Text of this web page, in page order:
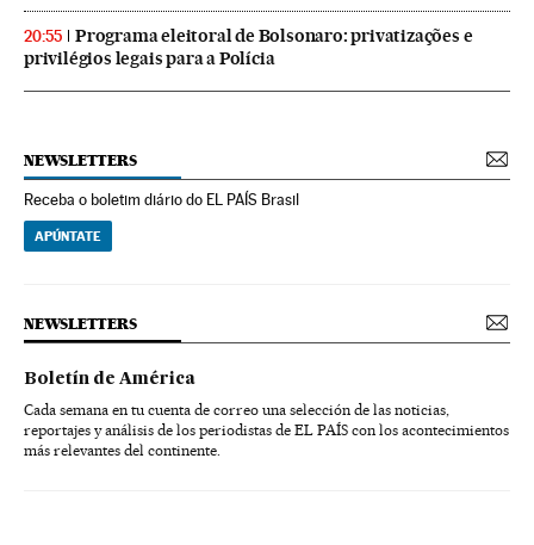
20:55
Programa eleitoral de Bolsonaro: privatizações e
privilégios legais para a Polícia
NEWSLETTERS
Receba o boletim diário do EL PAÍS Brasil
APÚNTATE
NEWSLETTERS
Boletín de América
Cada semana en tu cuenta de correo una selección de las noticias,
reportajes y análisis de los periodistas de EL PAÍS con los acontecimientos
más relevantes del continente.